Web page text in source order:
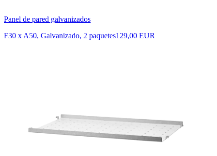
Panel de pared galvanizados
F30 x A50, Galvanizado, 2 paquetes129,00 EUR